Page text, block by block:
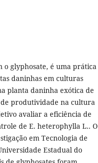
o glyphosate, é uma prática
daninhas em culturas
planta daninha exótica de
produtividade na cultura
avaliar a eficiência de
de E. heterophylla L.. O
em Tecnologia de
Estadual do